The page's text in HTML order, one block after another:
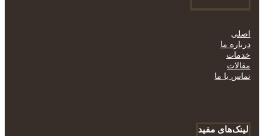
اصلی
درباره ما
خدمات
مقالات
تماس با ما
لینک‌های مفید